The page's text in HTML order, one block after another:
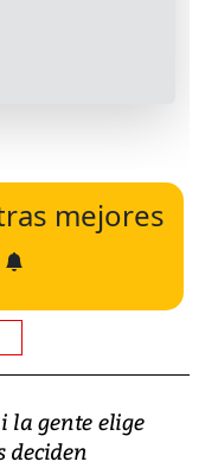
mejores
la gente elige
deciden